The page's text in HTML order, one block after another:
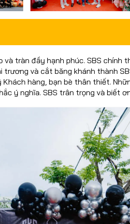
tràn đầy hạnh phúc. SBS chính
và cắt băng khánh thành
hàng, bạn bè thân thiết.
ý nghĩa. SBS trân trọng và biết